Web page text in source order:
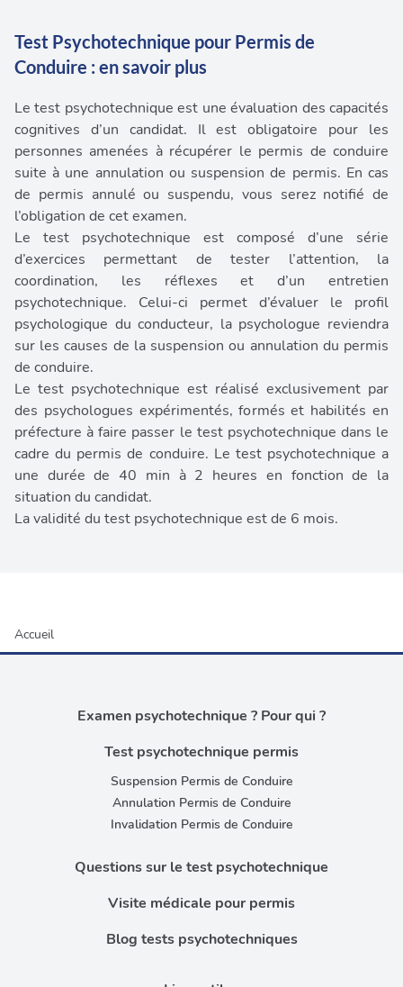
Test Psychotechnique pour Permis de
Conduire : en savoir plus
Le test psychotechnique est une évaluation des capacités
cognitives d’un candidat. Il est obligatoire pour les
personnes amenées à récupérer le permis de conduire
suite à une annulation ou suspension de permis. En cas
de permis annulé ou suspendu, vous serez notifié de
l’obligation de cet examen.
Le test psychotechnique est composé d’une série
d’exercices permettant de tester l’attention, la
coordination, les réflexes et d’un entretien
psychotechnique. Celui-ci permet d’évaluer le profil
psychologique du conducteur, la psychologue reviendra
sur les causes de la suspension ou annulation du permis
de conduire.
Le test psychotechnique est réalisé exclusivement par
des psychologues expérimentés, formés et habilités en
préfecture à faire passer le test psychotechnique dans le
cadre du permis de conduire. Le test psychotechnique a
une durée de 40 min à 2 heures en fonction de la
situation du candidat.
La validité du test psychotechnique est de 6 mois.
Accueil
Examen psychotechnique ? Pour qui ?
Test psychotechnique permis
Suspension Permis de Conduire
Annulation Permis de Conduire
Invalidation Permis de Conduire
Questions sur le test psychotechnique
Visite médicale pour permis
Blog tests psychotechniques